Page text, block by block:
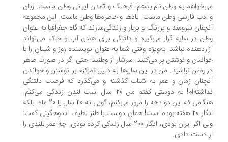
به وطن نام بدهم! فرهنگ و تمدن ایرانی وطن ماست. زبان
فارسی وطن ماست. یاد‌ها و خاطره‌ها وطن ماست. این مجموعه
نیرومند و پررنگ و پربار و زندگی‌سازند که گاه جغرافیا به عنوان
در سایه قرار می‌گیرد و دلتنگی برای همان آب و خاک می‌تواند
نباشد. به‌ویژه وقتی شما به عنوان نویسنده روز و شبتان را با
و نوشتن پر می‌کنید. سرشار از وطنید! حتی اگر در صورت ظاهر
وطن نباشید. من در این سال‌ها به دلیل تمرکزم بر نوشتن و خواندن
زمان و عمر به شتاب گذشته و می‌گذرد که فرصت دلتنگی
نداشته‌ام! به دوستی گفتم من 20 سال است لندن زندگی می‌کنم.
هنگامی که این دو دهه را مرور می‌کنم، گویی نه 20 سال یا 20 ماه، بلکه
انگار 20 هفته بوده است! همان دوست با طنز لطیف اندوهگینی گفت:
ولی اگر ایران بودی، انگار 200 سال زندگی کرده بودی. چه عمر بلندی را
دست دادی.